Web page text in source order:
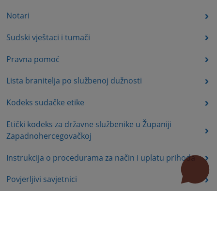
Notari
Sudski vještaci i tumači
Pravna pomoć
Lista branitelja po službenoj dužnosti
Kodeks sudačke etike
Etički kodeks za državne službenike u Županiji
Zapadnohercegovačkoj
Instrukcija o procedurama za način i uplatu prihoda
Povjerljivi savjetnici